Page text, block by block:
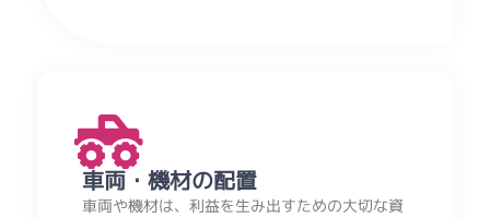
車両・機材の配置
車両や機材は、利益を生み出すための大切な資